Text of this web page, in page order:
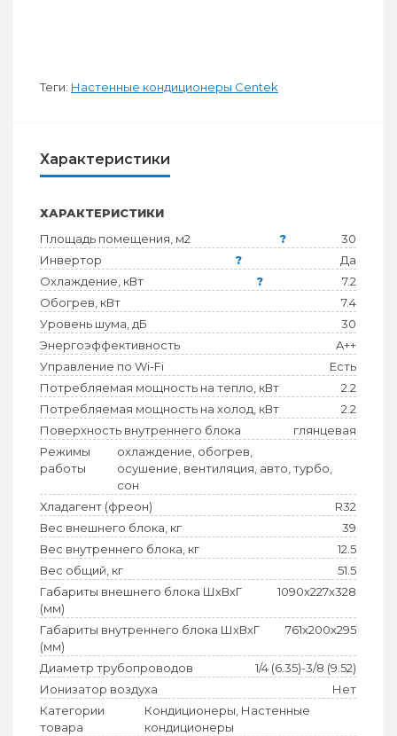
Теги: Настенные кондиционеры Centek
Характеристики
ХАРАКТЕРИСТИКИ
Площадь помещения, м2
?
30
Инвертор
?
Да
Охлаждение, кВт
?
7.2
Обогрев, кВт
7.4
Уровень шума, дБ
30
Энергоэффективность
A++
Управление по Wi-Fi
Есть
Потребляемая мощность на тепло, кВт
2.2
Потребляемая мощность на холод, кВт
2.2
Поверхность внутреннего блока
глянцевая
Режимы
работы
охлаждение, обогрев,
осушение, вентиляция, авто, турбо,
сон
Хладагент (фреон)
R32
Вес внешнего блока, кг
39
Вес внутреннего блока, кг
12.5
Вес общий, кг
51.5
Габариты внешнего блока ШхВхГ
(мм)
1090x227x328
Габариты внутреннего блока ШхВхГ
(мм)
761x200x295
Диаметр трубопроводов
1/4 (6.35)-3/8 (9.52)
Ионизатор воздуха
Нет
Категории
товара
Кондиционеры, Настенные
кондиционеры